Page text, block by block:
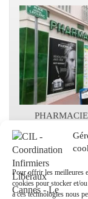
Pour offrir les meilleures
cookies pour stocker et/
à ces technologies nous
Images liées:
Numéros utiles